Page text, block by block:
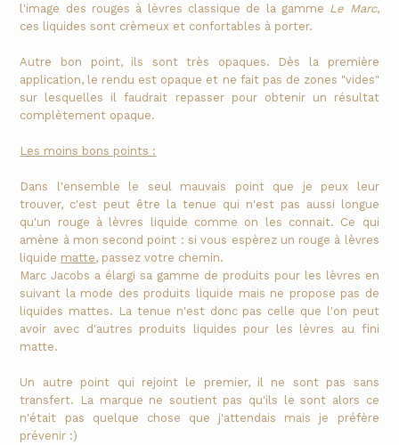
l'image des rouges à lèvres classique de la gamme Le Marc,
ces liquides sont crèmeux et confortables à porter.
Autre bon point, ils sont très opaques. Dès la première
application, le rendu est opaque et ne fait pas de zones "vides"
sur lesquelles il faudrait repasser pour obtenir un résultat
complètement opaque.
Les moins bons points :
Dans l'ensemble le seul mauvais point que je peux leur
trouver, c'est peut être la tenue qui n'est pas aussi longue
qu'un rouge à lèvres liquide comme on les connait. Ce qui
amène à mon second point : si vous espèrez un rouge à lèvres
liquide matte, passez votre chemin.
Marc Jacobs a élargi sa gamme de produits pour les lèvres en
suivant la mode des produits liquide mais ne propose pas de
liquides mattes. La tenue n'est donc pas celle que l'on peut
avoir avec d'autres produits liquides pour les lèvres au fini
matte.
Un autre point qui rejoint le premier, il ne sont pas sans
transfert. La marque ne soutient pas qu'ils le sont alors ce
n'était pas quelque chose que j'attendais mais je préfère
prévenir :)